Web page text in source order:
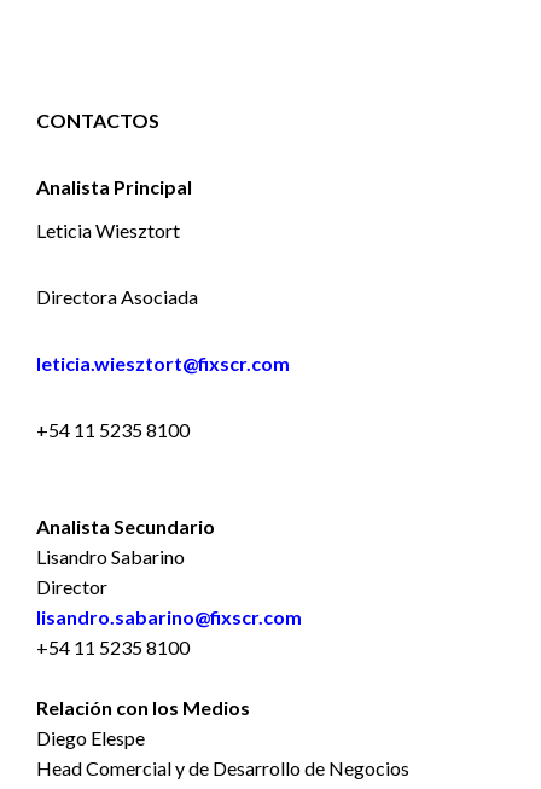
CONTACTOS
Analista Principal
Leticia Wiesztort
Directora Asociada
leticia.wiesztort@fixscr.com
+54 11 5235 8100
Analista Secundario
Lisandro Sabarino
Director
lisandro.sabarino@fixscr.com
+54 11 5235 8100
Relación con los Medios
Diego Elespe
Head Comercial y de Desarrollo de Negocios